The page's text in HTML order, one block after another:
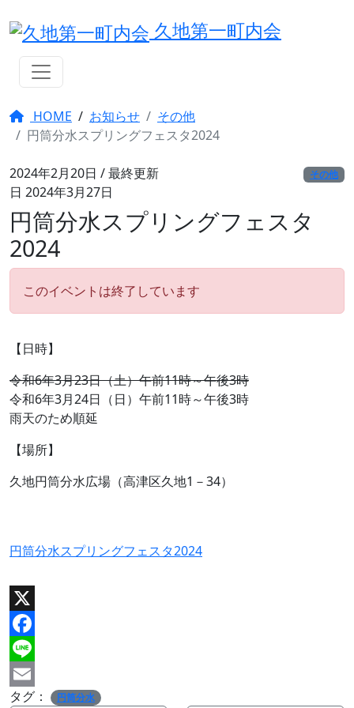
コ
へ
久地第一町内会
HOME / お知らせ
その他
円筒分水スプリングフェスタ2024
2024年2月20日 / 最終更新
日 2024年3月27日
その他
円筒分水スプリングフェスタ
2024
このイベントは終了しています
【日時】
令和6年3月23日（土）午前11時～午後3時
令和6年3月24日（日）午前11時～午後3時
雨天のため順延
【場所】
久地円筒分水広場（高津区久地1－34）
円筒分水スプリングフェスタ2024
X
Facebook
Line
Email
タグ： 円筒分水